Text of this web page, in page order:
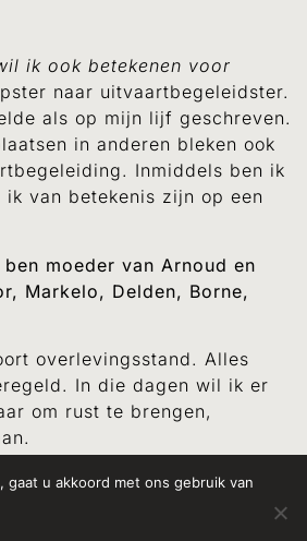
ik ook betekenen voor
naar uitvaartbegeleidster.
als op mijn lijf geschreven.
in anderen bleken ook
Inmiddels ben ik
ik van betekenis zijn op een
moeder van Arnoud en
Markelo, Delden, Borne,
overlevingsstand. Alles
In die dagen wil ik er
om rust te brengen,
bij het vormgeven van het
heel eigens. En vaak, zonder
u akkoord met ons gebruik van